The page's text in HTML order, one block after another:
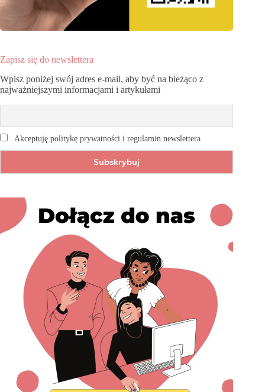
Zapisz się do newslettera
Wpisz poniżej swój adres e-mail, aby być na bieżąco z
najważniejszymi informacjami i artykułami
Akceptuję politykę prywatności i regulamin newslettera